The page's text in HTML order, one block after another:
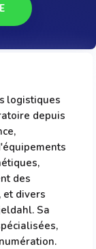
logistiques
depuis
des
et divers
Sa